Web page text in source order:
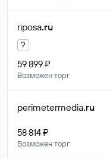
riposa.ru
?
59 899 ₽
Возможен торг
perimetermedia.ru
58 814 ₽
Возможен торг